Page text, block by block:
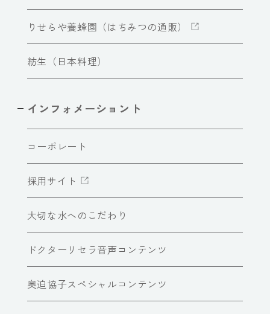
りせらや養蜂園（はちみつの通販）
紡生（日本料理）
インフォメーショント
コーポレート
採用サイト
大切な水へのこだわり
ドクターリセラ音声コンテンツ
奥迫協子スペシャルコンテンツ